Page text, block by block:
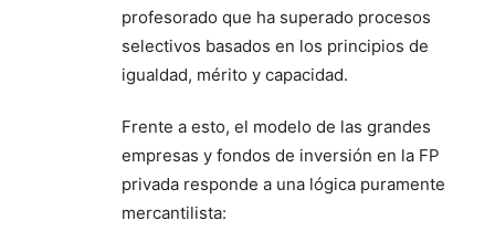
profesorado que ha superado procesos
selectivos basados en los principios de
igualdad, mérito y capacidad.
Frente a esto, el modelo de las grandes
empresas y fondos de inversión en la FP
privada responde a una lógica puramente
mercantilista: